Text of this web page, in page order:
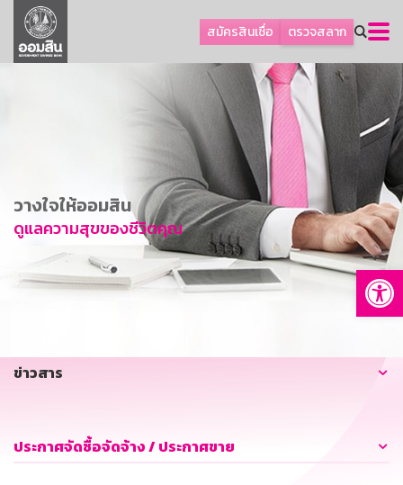
สมัครสินเชื่อ ตรวจสลาก
ลูกค้าธุรกิจ
ลูกค้าผู้ประกอบรายย่อย
การพัฒนาที่ยั่งยืน
ข่าวสาร
บริการทางการเงิน
อื่นๆ
วางใจให้ออมสิน
ดูแลความสุขของชีวิตคุณ
ข่าวสาร
ประกาศจัดซื้อจัดจ้าง / ประกาศขาย